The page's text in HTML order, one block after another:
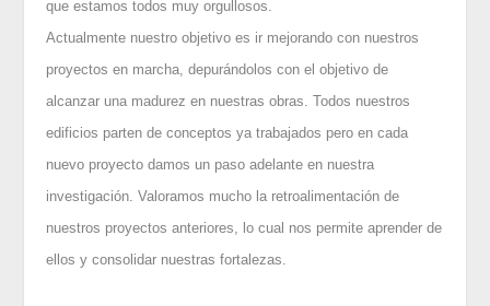
que estamos todos muy orgullosos.
Actualmente nuestro objetivo es ir mejorando con nuestros
proyectos en marcha, depurándolos con el objetivo de
alcanzar una madurez en nuestras obras. Todos nuestros
edificios parten de conceptos ya trabajados pero en cada
nuevo proyecto damos un paso adelante en nuestra
investigación. Valoramos mucho la retroalimentación de
nuestros proyectos anteriores, lo cual nos permite aprender de
ellos y consolidar nuestras fortalezas.